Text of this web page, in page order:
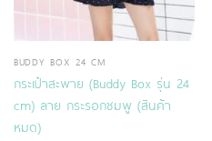
BUDDY BOX 24 CM
กระเป๋าสะพาย (Buddy Box รุ่น 24
cm) ลาย กระรอกชมพู (สินค้า
หมด)